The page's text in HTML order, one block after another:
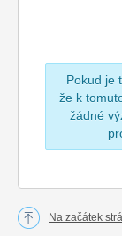
Pokud je
že k
žádné
Na začátek